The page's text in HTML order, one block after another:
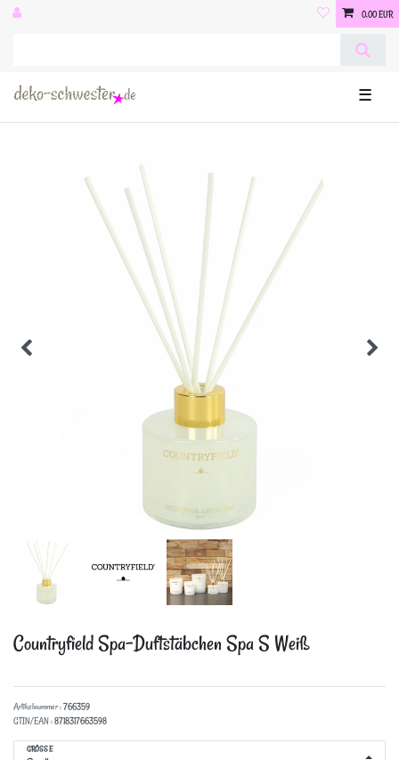
0,00 EUR
☰
Countryfield Spa-DuftstäbchenSpa S Weiß
Artikelnummer :766359
GTIN/EAN :8718317663598
GRÖSSE